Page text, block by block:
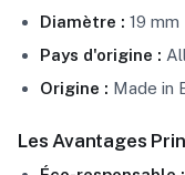
Diamètre : 19 mm
Pays d'origine :
Origine : Made in
Les Avantages